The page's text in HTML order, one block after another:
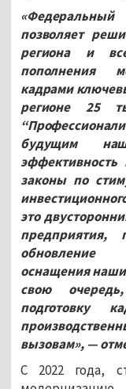
«Федеральный
позволяет
региона и
пополнения
кадрами
регионе 25
будущим
законы по
это
предприятия,
обновление
оснащения
свою
подготовку
вызовам», —
С 2022 года,